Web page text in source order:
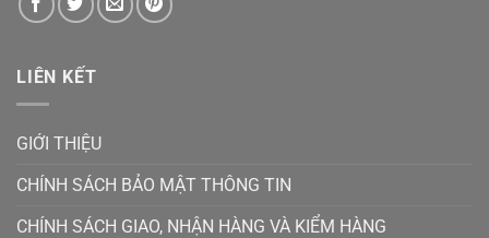
LIÊN KẾT
GIỚI THIỆU
CHÍNH SÁCH BẢO MẬT THÔNG TIN
CHÍNH SÁCH GIAO, NHẬN HÀNG VÀ KIỂM HÀNG